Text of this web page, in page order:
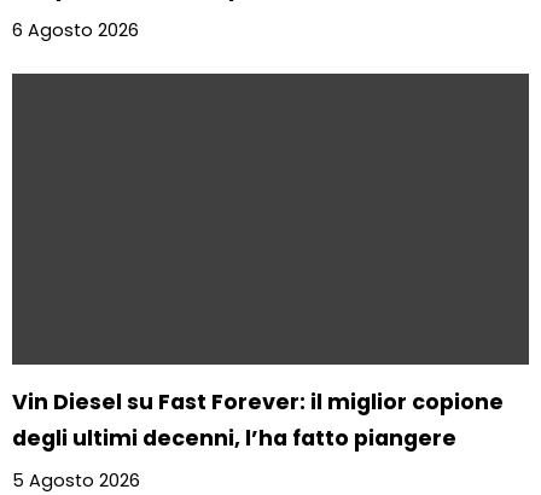
6 Agosto 2026
Vin Diesel su Fast Forever: il miglior copione
degli ultimi decenni, l’ha fatto piangere
5 Agosto 2026